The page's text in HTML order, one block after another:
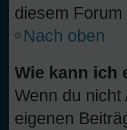
diesem Forum
Nach oben
Wie kann ich
Wenn du
eigenen